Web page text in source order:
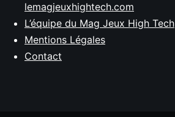
lemagjeuxhightech.com
L’équipe du Mag Jeux High Tech
Mentions Légales
Contact